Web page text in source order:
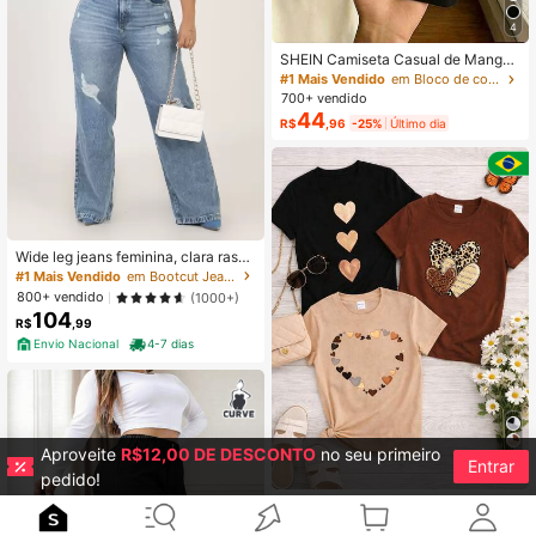
Wide leg jeans feminina, clara rasga
da .
#1 Mais Vendido
em Bootcut Jeans Plus Size
800+ vendido
(1000+)
R$104 ,99
Envio Nacional
4-7 dias
4
SHEIN Camiseta Casual de Manga
Curta com Gola Bicolor para Mulher
es Plus Size
#1 Mais Vendido
em Bloco de cores T-shirts Tamanhos Grandes
700+ vendido
R$44 ,96 -25% Último dia
5
Kit 3 Blusas Femininas 100% Algod
ão Estampadas – Girassol, Margarid
#1 Mais Vendido
em Tecido de malha Tops de Mulher Tamanhos Grandes
Aproveite R$12,00 DE DESCONTO no seu primeiro
pedido!
Entrar